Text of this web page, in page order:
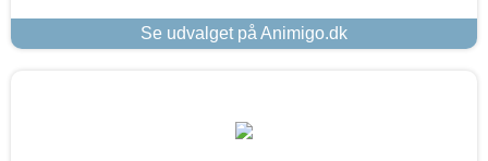
Se udvalget på Animigo.dk